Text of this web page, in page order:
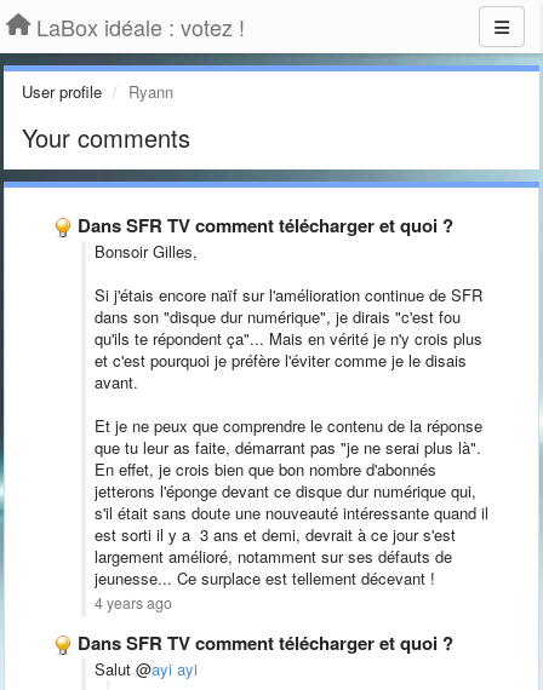
LaBox idéale : votez !
User profile Ryann
Your comments
Dans SFR TV comment télécharger et quoi ?
Bonsoir Gilles,
Si j'étais encore naïf sur l'amélioration continue de SFR
dans son "disque dur numérique", je dirais "c'est fou
qu'ils te répondent ça"... Mais en vérité je n'y crois plus
et c'est pourquoi je préfère l'éviter comme je le disais
avant.
Et je ne peux que comprendre le contenu de la réponse
que tu leur as faite, démarrant pas "je ne serai plus là".
En effet, je crois bien que bon nombre d'abonnés
jetterons l'éponge devant ce disque dur numérique qui,
s'il était sans doute une nouveauté intéressante quand il
est sorti il y a 3 ans et demi, devrait à ce jour s'est
largement amélioré, notamment sur ses défauts de
jeunesse... Ce surplace est tellement décevant !
4 years ago
Dans SFR TV comment télécharger et quoi ?
Salut @ayi ayi